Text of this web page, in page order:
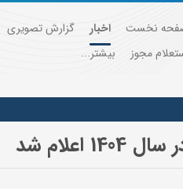
نخست اخبار گزارش تصویری
مجوز
بیشتر...
شد